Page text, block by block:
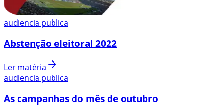
audiencia publica
Abstenção eleitoral 2022
Ler matéria
audiencia publica
As campanhas do mês de outubro